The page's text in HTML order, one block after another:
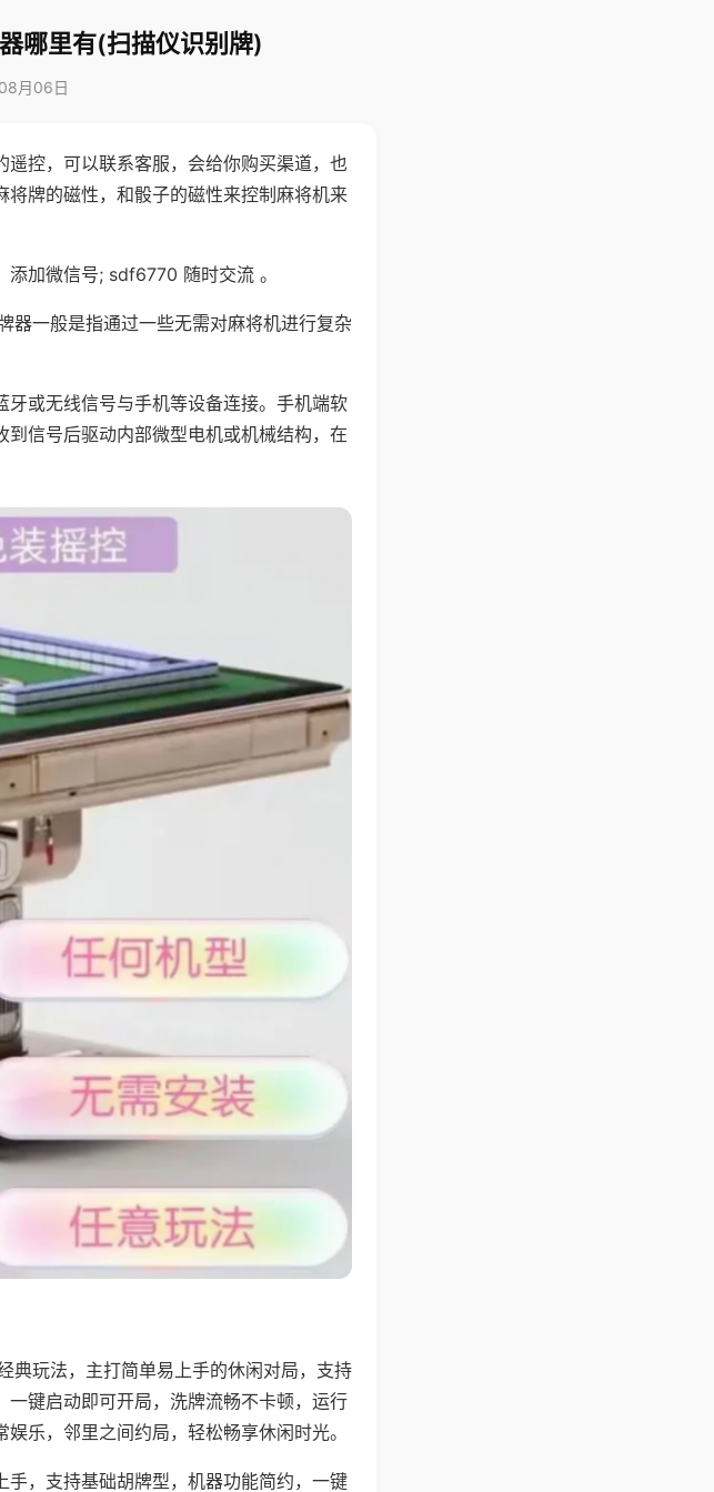
哪里有(扫描仪识别牌)
月06日
控，可以联系客服，会给你购买渠道，也
牌的磁性，和骰子的磁性来控制麻将机来
加微信号; sdf6770 随时交流 。
器一般是指通过一些无需对麻将机进行复杂
或无线信号与手机等设备连接。手机端软
信号后驱动内部微型电机或机械结构，在
典玩法，主打简单易上手的休闲对局，支持
键启动即可开局，洗牌流畅不卡顿，运行
乐，邻里之间约局，轻松畅享休闲时光。
，支持基础胡牌型，机器功能简约，一键